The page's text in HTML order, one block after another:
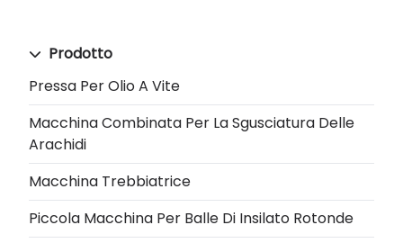
Prodotto
Pressa Per Olio A Vite
Macchina Combinata Per La Sgusciatura Delle
Arachidi
Macchina Trebbiatrice
Piccola Macchina Per Balle Di Insilato Rotonde